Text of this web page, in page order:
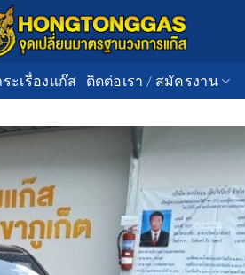
ระเรื่องแก๊ส ติดต่อเรา / สมัครงาน